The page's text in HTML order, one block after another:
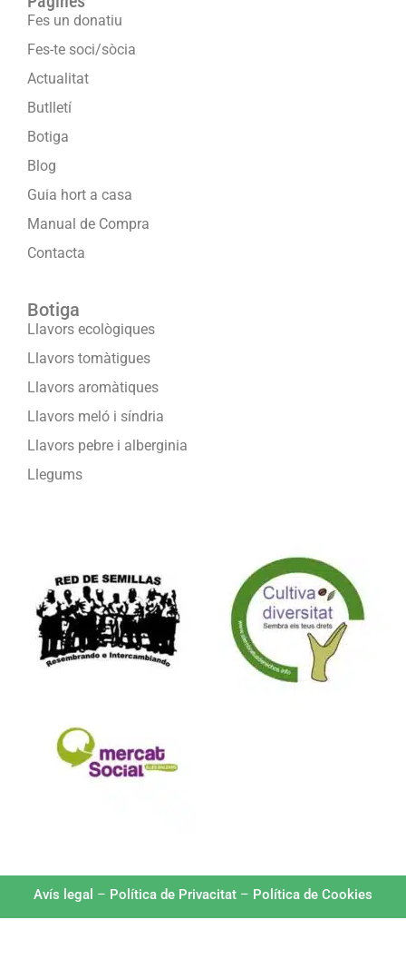
Fes un donatiu
Fes-te soci/sòcia
Actualitat
Butlletí
Botiga
Blog
Guia hort a casa
Manual de Compra
Contacta
Botiga
Llavors ecològiques
Llavors tomàtigues
Llavors aromàtiques
Llavors meló i síndria
Llavors pebre i alberginia
Llegums
Avís legal – Política de Privacitat – Política de Cookies